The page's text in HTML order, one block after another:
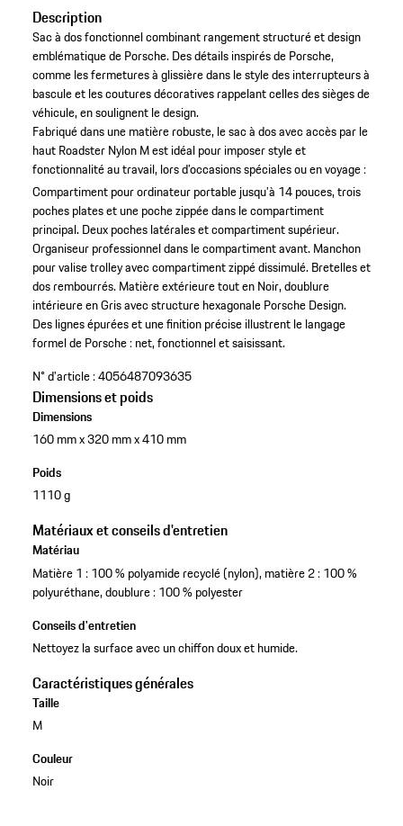
Description
Sac à dos fonctionnel combinant rangement structuré et design
emblématique de Porsche. Des détails inspirés de Porsche,
comme les fermetures à glissière dans le style des interrupteurs à
bascule et les coutures décoratives rappelant celles des sièges de
véhicule, en soulignent le design.
Fabriqué dans une matière robuste, le sac à dos avec accès par le
haut Roadster Nylon M est idéal pour imposer style et
fonctionnalité au travail, lors d’occasions spéciales ou en voyage :
Compartiment pour ordinateur portable jusqu’à 14 pouces, trois
poches plates et une poche zippée dans le compartiment
principal. Deux poches latérales et compartiment supérieur.
Organiseur professionnel dans le compartiment avant. Manchon
pour valise trolley avec compartiment zippé dissimulé. Bretelles et
dos rembourrés. Matière extérieure tout en Noir, doublure
intérieure en Gris avec structure hexagonale Porsche Design.
Des lignes épurées et une finition précise illustrent le langage
formel de Porsche : net, fonctionnel et saisissant.
N° d'article :4056487093635
Dimensions et poids
Dimensions
160 mm x 320 mm x 410 mm
Poids
1110 g
Matériaux et conseils d'entretien
Matériau
Matière 1 : 100 % polyamide recyclé (nylon), matière 2 : 100 %
polyuréthane, doublure : 100 % polyester
Conseils d'entretien
Nettoyez la surface avec un chiffon doux et humide.
Caractéristiques générales
Taille
M
Couleur
Noir